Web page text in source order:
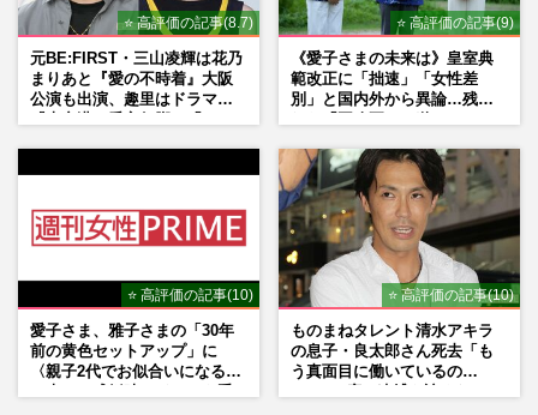
⭐ 高評価の記事(8.7)
元BE:FIRST・三山凌輝は花乃
まりあと『愛の不時着』大阪
公演も出演、趣里はドラマ
⭐ 高評価の記事(9)
《愛子さまの未来は》皇室典
範改正に「拙速」「女性差
別」と国内外から異論…残さ
⭐ 高評価の記事(10)
愛子さま、雅子さまの「30年
前の黄色セットアップ」に
〈親子2代でお似合いになる〉
⭐ 高評価の記事(10)
ものまねタレント清水アキラ
の息子・良太郎さん死去「も
う真面目に働いているの